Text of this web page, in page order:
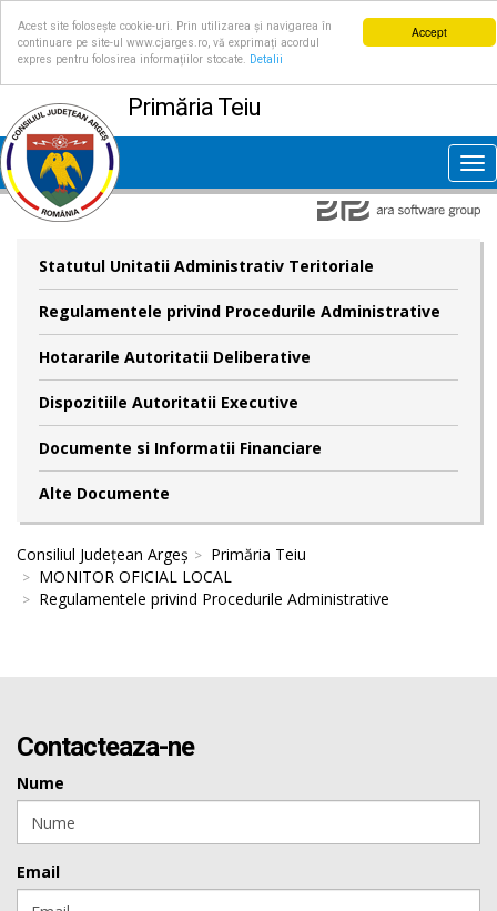
Accept
Acest site folosește cookie-uri. Prin utilizarea și navigarea în
continuare pe site-ul www.cjarges.ro, vă exprimați acordul
expres pentru folosirea informațiilor stocate.
Detalii
Primăria Teiu
Statutul Unitatii Administrativ Teritoriale
Regulamentele privind Procedurile Administrative
Hotararile Autoritatii Deliberative
Dispozitiile Autoritatii Executive
Documente si Informatii Financiare
Alte Documente
Consiliul Județean Argeș
Primăria Teiu
MONITOR OFICIAL LOCAL
Regulamentele privind Procedurile Administrative
Contacteaza-ne
Nume
Email